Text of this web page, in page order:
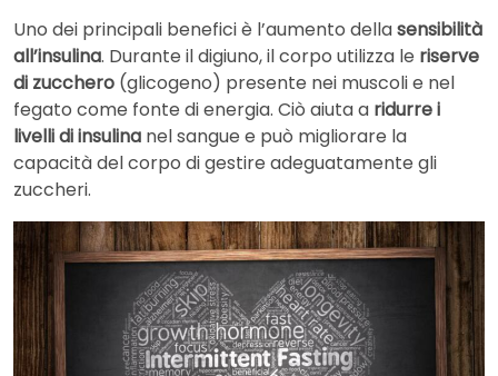
Uno dei principali benefici è l’aumento dellasensibilità
all’insulina. Durante il digiuno, il corpo utilizza le riserve
di zucchero (glicogeno) presente nei muscoli e nel
fegato come fonte di energia. Ciò aiuta a ridurre i
livelli di insulina nel sangue e può migliorare la
capacità del corpo di gestire adeguatamente gli
zuccheri.